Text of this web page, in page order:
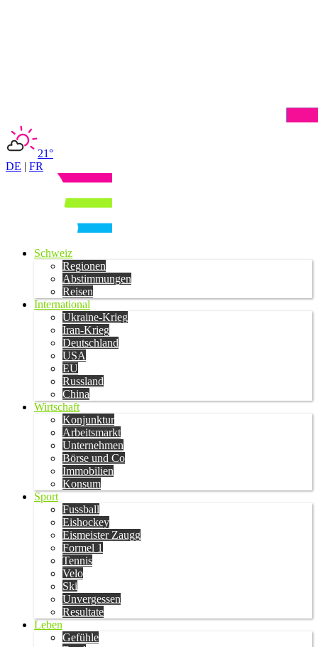
21°
DE | FR
Schweiz
Regionen
Abstimmungen
Reisen
International
Ukraine-Krieg
Iran-Krieg
Deutschland
USA
EU
Russland
China
Wirtschaft
Konjunktur
Arbeitsmarkt
Unternehmen
Börse und Co
Immobilien
Konsum
Sport
Fussball
Eishockey
Eismeister Zaugg
Formel 1
Tennis
Velo
Ski
Unvergessen
Resultate
Leben
Gefühle